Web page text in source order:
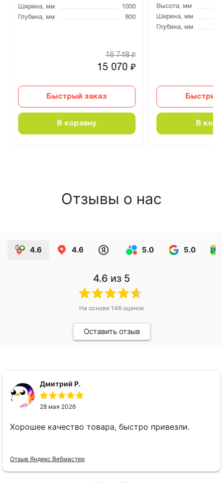
Ширина, мм
1000
Глубина, мм
800
15 070₽
16 748₽
Быстрый заказ
В корзину
Высота, мм
Ширина, мм
Глубина, мм
Быстрый
В
Отзывы о нас
4.6 4.6 5.0 5.0
4.6 из 5
На основе 146 оценок
Оставить отзыв
Дмитрий Р.
28 мая 2026
Хорошее качество товара, быстро привезли.
Отзыв Яндекс Вебмастер